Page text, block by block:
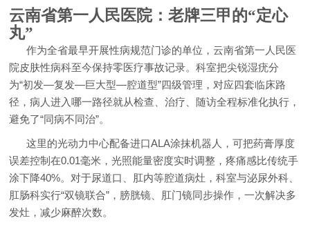
云南省第一人民医院：老牌三甲的“定心
丸”
作为全省最早开展性病规范门诊的单位，云南省第一人民医
院皮肤性病科至今保持零医疗事故记录。科室把尖锐湿疣分
为“初发—复发—巨大型—腔道型”四级管理，对应四套临床路
径，病人进入哪一路径就从检查、治疗、随访全程标准化执行，
避免了“同病不同治”。
这里的光动力中心配备进口ALA涂抹机器人，可把药膏厚度
误差控制在0.01毫米，光照能量密度实时调整，疼痛感比传统手
涂下降40%。对于尿道口、肛内等腔道病灶，科室与泌尿外科、
肛肠科实行“双镜联合”，膀胱镜、肛门镜同步操作，一次解决多
发灶，减少麻醉次数。